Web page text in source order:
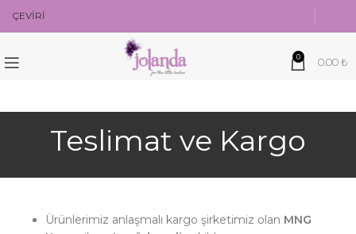
ÇEVİRİ
0 0.00₺
Teslimat ve Kargo
Ürünlerimiz anlaşmalı kargo şirketimiz olan MNG